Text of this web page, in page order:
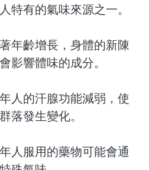
特有的氣味來源之一。
年齡增長，身體的新陳
影響體味的成分。
人的汗腺功能減弱，使
落發生變化。
人服用的藥物可能會通